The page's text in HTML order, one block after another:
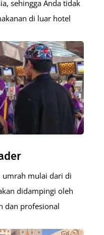
sehingga Anda tidak
di luar hotel
umrah mulai dari di
didampingi oleh
dan profesional